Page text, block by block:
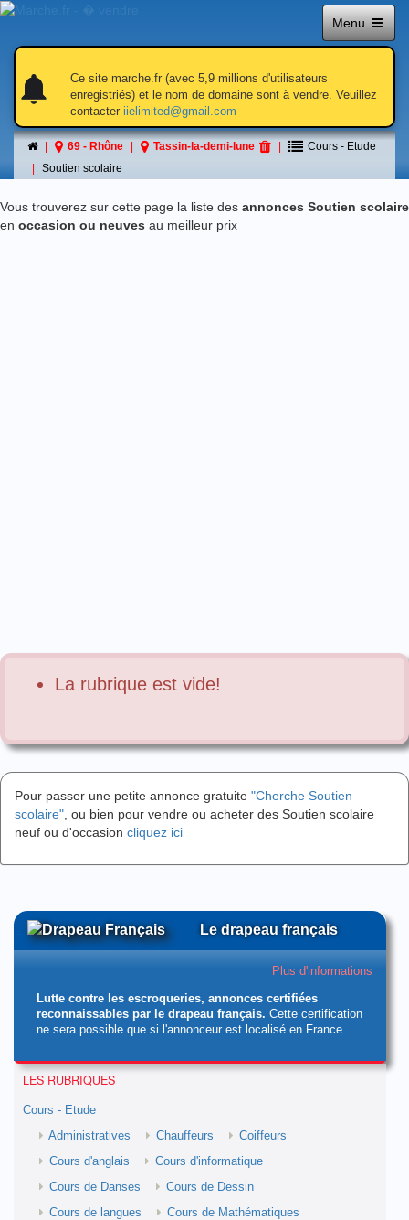
Menu
notifications
notifications
Ce site marche.fr (avec 5,9 millions d'utilisateurs
enregistriés) et le nom de domaine sont à vendre. Veuillez
contacter iielimited@gmail.com
69 - Rhône Tassin-la-demi-lune
Cours - Etude
Soutien scolaire
Soutien scolaire
á Tassin-la-demi-lune
Vous trouverez sur cette page la liste des annonces Soutien scolaire
en occasion ou neuves au meilleur prix
La rubrique est vide!
Pour passer une petite annonce gratuite "Cherche Soutien
scolaire" , ou bien pour vendre ou acheter des Soutien scolaire
neuf ou d'occasion cliquez ici
Le drapeau français
Plus d'informations
Lutte contre les escroqueries, annonces certifiées
reconnaissables par le drapeau français. Cette certification
ne sera possible que si l'annonceur est localisé en France.
LES RUBRIQUES
Cours - Etude
Administratives
Chauffeurs
Coiffeurs
Cours d'anglais
Cours d'informatique
Cours de Danses
Cours de Dessin
Cours de langues
Cours de Mathématiques